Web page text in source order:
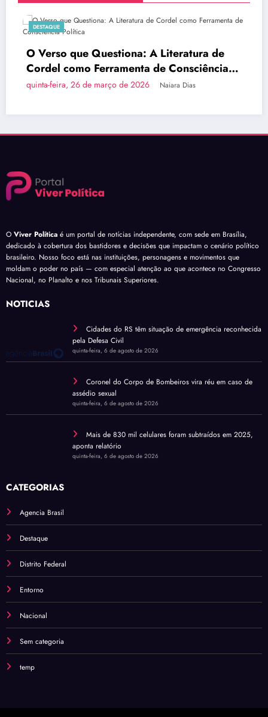
DESTAQUE
O Verso que Questiona: A Literatura de
Cordel como Ferramenta de Consciência
Política
quinta-feira, 26 de março de 2026 Naiara Dias
O Viver Política é um portal de notícias independente, com sede em Brasília,
dedicado à cobertura dos bastidores e decisões que impactam o cenário político
brasileiro. Nosso foco está nas instituições, personagens e movimentos que
moldam o poder no país — com especial atenção ao que acontece no Congresso
Nacional, no Planalto e nos Tribunais Superiores.
NOTÍCIAS
Cidades do RS têm situação de emergência reconhecida
pela Defesa Civil
quinta-feira, 6 de agosto de 2026
Coronel do Corpo de Bombeiros vira réu em caso de
assédio sexual
quinta-feira, 6 de agosto de 2026
Mais de 830 mil celulares foram subtraídos em 2025,
aponta relatório
quinta-feira, 6 de agosto de 2026
CATEGORIAS
Agencia Brasil
Destaque
Distrito Federal
Entorno
Nacional
Sem categoria
temp